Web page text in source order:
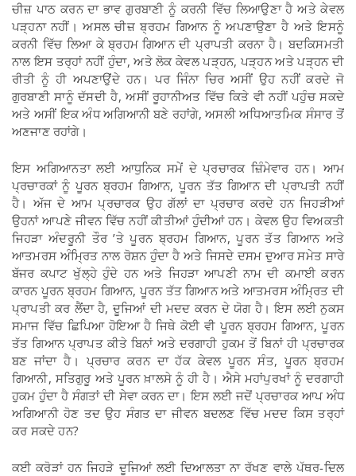
ਚੀਜ਼ ਪਾਠ ਕਰਨ ਦਾ ਭਾਵ ਗੁਰਬਾਣੀ ਨੂੰ ਕਰਨੀ ਵਿੱਚ ਲਿਆਉਣਾ ਹੈ ਅਤੇ ਕੇਵਲ
ਪੜ੍ਹਨਾ ਨਹੀਂ। ਅਸਲ ਚੀਜ਼ ਬ੍ਰਹਮ ਗਿਆਨ ਨੂੰ ਅਪਣਾਉਣਾ ਹੈ ਅਤੇ ਇਸਨੂੰ
ਕਰਨੀ ਵਿੱਚ ਲਿਆ ਕੇ ਬ੍ਰਹਮ ਗਿਆਨ ਦੀ ਪ੍ਰਾਪਤੀ ਕਰਨਾ ਹੈ। ਬਦਕਿਸਮਤੀ
ਨਾਲ ਇਸ ਤਰ੍ਹਾਂ ਨਹੀਂ ਹੁੰਦਾ, ਅਤੇ ਲੋਕ ਕੇਵਲ ਪੜ੍ਹਨ, ਪੜ੍ਹਨ ਅਤੇ ਪੜ੍ਹਨ ਦੀ
ਰੀਤੀ ਨੂੰ ਹੀ ਅਪਣਾਉਂਦੇ ਹਨ। ਪਰ ਜਿੰਨਾ ਚਿਰ ਅਸੀਂ ਉਹ ਨਹੀਂ ਕਰਦੇ ਜੋ
ਗੁਰਬਾਣੀ ਸਾਨੂੰ ਦੱਸਦੀ ਹੈ, ਅਸੀਂ ਰੂਹਾਨੀਅਤ ਵਿੱਚ ਕਿਤੇ ਵੀ ਨਹੀਂ ਪਹੁੰਚ ਸਕਦੇ
ਅਤੇ ਅਸੀਂ ਇਕ ਅੰਧ ਅਗਿਆਨੀ ਬਣੇ ਰਹਾਂਗੇ, ਅਸਲੀ ਅਧਿਆਤਮਿਕ ਸੰਸਾਰ ਤੋਂ
ਅਣਜਾਣ ਰਹਾਂਗੇ।
ਇਸ ਅਗਿਆਨਤਾ ਲਈ ਆਧੁਨਿਕ ਸਮੇਂ ਦੇ ਪ੍ਰਚਾਰਕ ਜ਼ਿੰਮੇਵਾਰ ਹਨ। ਆਮ
ਪ੍ਰਚਾਰਕਾਂ ਨੂੰ ਪੂਰਨ ਬ੍ਰਹਮ ਗਿਆਨ, ਪੂਰਨ ਤੱਤ ਗਿਆਨ ਦੀ ਪ੍ਰਾਪਤੀ ਨਹੀਂ
ਹੈ। ਅੱਜ ਦੇ ਆਮ ਪ੍ਰਚਾਰਕ ਉਹ ਗੱਲਾਂ ਦਾ ਪ੍ਰਚਾਰ ਕਰਦੇ ਹਨ ਜਿਹੜੀਆਂ
ਉਹਨਾਂ ਆਪਣੇ ਜੀਵਨ ਵਿੱਚ ਨਹੀਂ ਕੀਤੀਆਂ ਹੁੰਦੀਆਂ ਹਨ। ਕੇਵਲ ਉਹ ਵਿਅਕਤੀ
ਜਿਹੜਾ ਅੰਦਰੂਨੀ ਤੌਰ ’ਤੇ ਪੂਰਨ ਬ੍ਰਹਮ ਗਿਆਨ, ਪੂਰਨ ਤੱਤ ਗਿਆਨ ਅਤੇ
ਆਤਮਰਸ ਅੰਮ੍ਰਿਤ ਨਾਲ ਰੋਸ਼ਨ ਹੁੰਦਾ ਹੈ ਅਤੇ ਜਿਸਦੇ ਦਸਮ ਦੁਆਰ ਸਮੇਤ ਸਾਰੇ
ਬੱਜਰ ਕਪਾਟ ਖੁੱਲ੍ਹੇ ਹੁੰਦੇ ਹਨ ਅਤੇ ਜਿਹੜਾ ਆਪਣੀ ਨਾਮ ਦੀ ਕਮਾਈ ਕਰਨ
ਕਾਰਨ ਪੂਰਨ ਬ੍ਰਹਮ ਗਿਆਨ, ਪੂਰਨ ਤੱਤ ਗਿਆਨ ਅਤੇ ਆਤਮਰਸ ਅੰਮ੍ਰਿਤ ਦੀ
ਪ੍ਰਾਪਤੀ ਕਰ ਲੈਂਦਾ ਹੈ, ਦੂਜਿਆਂ ਦੀ ਮਦਦ ਕਰਨ ਦੇ ਯੋਗ ਹੈ। ਇਸ ਲਈ ਨੁਕਸ
ਸਮਾਜ ਵਿੱਚ ਛਿਪਿਆ ਹੋਇਆ ਹੈ ਜਿਥੇ ਕੋਈ ਵੀ ਪੂਰਨ ਬ੍ਰਹਮ ਗਿਆਨ, ਪੂਰਨ
ਤੱਤ ਗਿਆਨ ਪ੍ਰਾਪਤ ਕੀਤੇ ਬਿਨਾਂ ਅਤੇ ਦਰਗਾਹੀ ਹੁਕਮ ਤੋਂ ਬਿਨਾਂ ਹੀ ਪ੍ਰਚਾਰਕ
ਬਣ ਜਾਂਦਾ ਹੈ। ਪ੍ਰਚਾਰ ਕਰਨ ਦਾ ਹੱਕ ਕੇਵਲ ਪੂਰਨ ਸੰਤ, ਪੂਰਨ ਬ੍ਰਹਮ
ਗਿਆਨੀ, ਸਤਿਗੁਰੂ ਅਤੇ ਪੂਰਨ ਖ਼ਾਲਸੇ ਨੂੰ ਹੀ ਹੈ। ਐਸੇ ਮਹਾਂਪੁਰਖਾਂ ਨੂੰ ਦਰਗਾਹੀ
ਹੁਕਮ ਹੁੰਦਾ ਹੈ ਸੰਗਤਾਂ ਦੀ ਸੇਵਾ ਕਰਨ ਦਾ। ਇਸ ਲਈ ਜਦੋਂ ਪ੍ਰਚਾਰਕ ਆਪ ਅੰਧ
ਅਗਿਆਨੀ ਹੋਣ ਤਦ ਉਹ ਸੰਗਤ ਦਾ ਜੀਵਨ ਬਦਲਣ ਵਿੱਚ ਮਦਦ ਕਿਸ ਤਰ੍ਹਾਂ
ਕਰ ਸਕਦੇ ਹਨ?
ਕਈ ਕਰੋੜਾਂ ਹਨ ਜਿਹੜੇ ਦੂਜਿਆਂ ਲਈ ਦਿਆਲਤਾ ਨਾ ਰੱਖਣ ਵਾਲੇ ਪੱਥਰ-ਦਿਲ